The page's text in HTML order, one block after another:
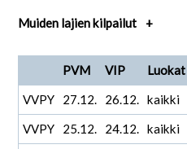
Muiden lajien kilpailut +
PVM VIP Luokat
VVPY
27.12. 26.12. kaikki
VVPY
25.12. 24.12. kaikki